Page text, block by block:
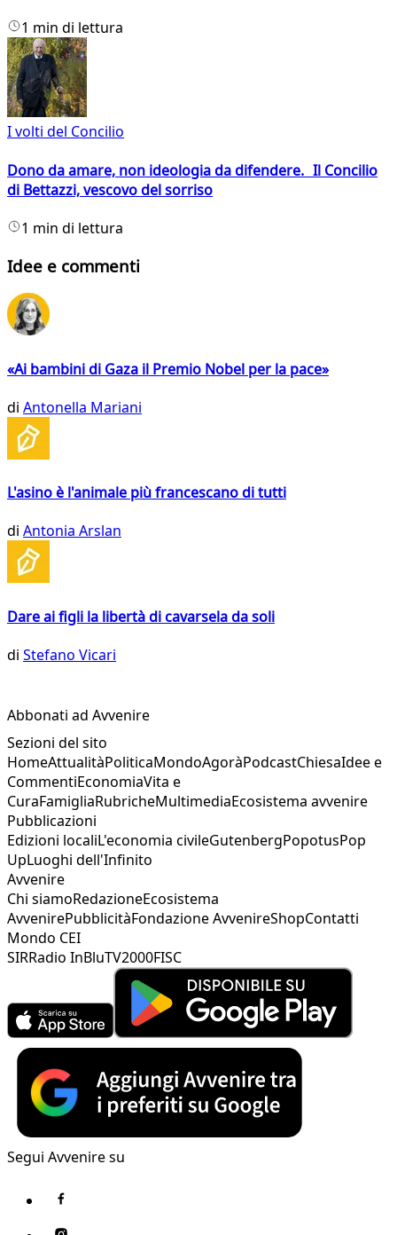
1 min di lettura
I volti del Concilio
Dono da amare, non ideologia da difendere. Il Concilio
di Bettazzi, vescovo del sorriso
1 min di lettura
Idee e commenti
«Ai bambini di Gaza il Premio Nobel per la pace»
di Antonella Mariani
L'asino è l'animale più francescano di tutti
di Antonia Arslan
Dare ai figli la libertà di cavarsela da soli
di Stefano Vicari
Abbonati ad Avvenire
Sezioni del sito
HomeAttualitàPoliticaMondoAgoràPodcastChiesaIdee e
CommentiEconomiaVita e
CuraFamigliaRubricheMultimediaEcosistema avvenire
Pubblicazioni
Edizioni localiL'economia civileGutenbergPopotusPop
UpLuoghi dell'Infinito
Avvenire
Chi siamoRedazioneEcosistema
AvvenirePubblicitàFondazione AvvenireShopContatti
Mondo CEI
SIRRadio InBluTV2000FISC
Segui Avvenire su